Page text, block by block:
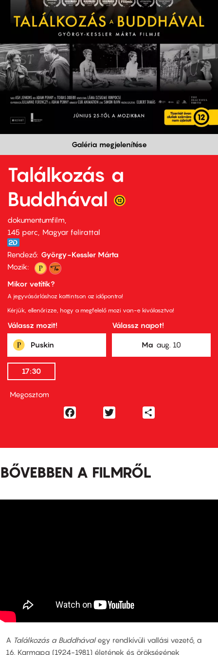
Galéria megjelenítése
Találkozás a
Buddhával
dokumentumfilm
145 perc,
Magyar felirattal
Rendező György-Kessler Márta
Mozik:
Mikor vetítik?
A jegyvásárláshoz kattintson az időpontra!
Kérjük, ellenőrizze, hogy a megfelelő mozi van-e kiválasztva!
Válassz mozit!
Puskin
Válassz napot!
Ma aug. 10
17:30
Megosztom
Facebook
BŐVEBBEN A FILMRŐL
A Találkozás a Buddhávalegy rendkívüli vallási vezető, a
16. Karmapa (1924-1981) életének és örökségének